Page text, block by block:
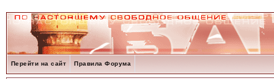
Перейти на сайт Правила Форума